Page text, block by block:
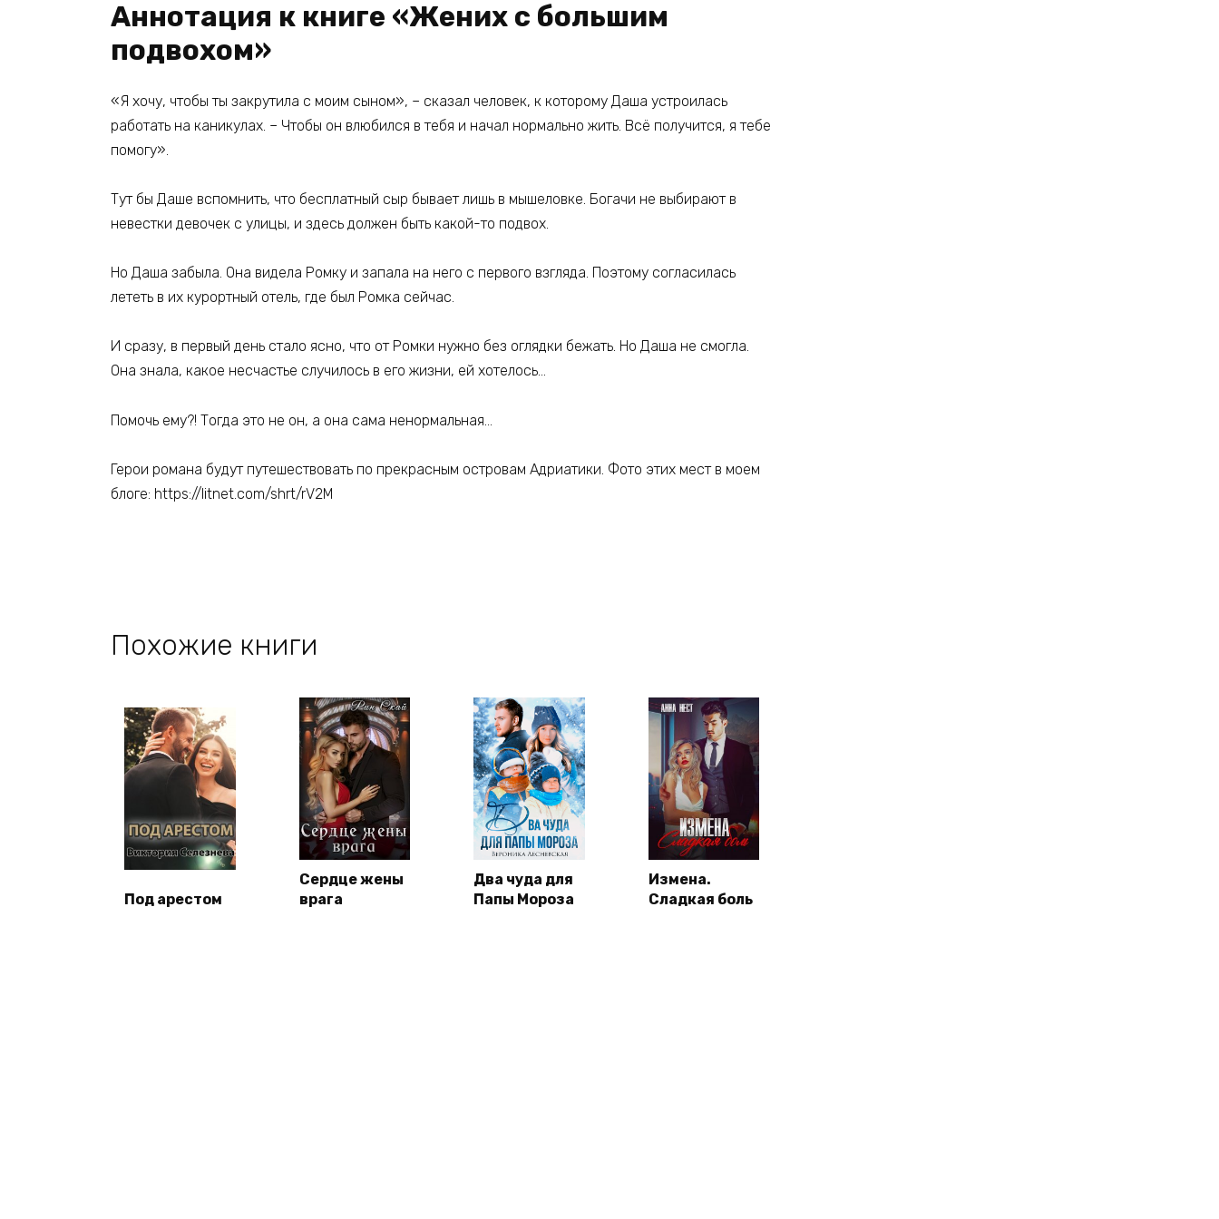
Аннотация к книге «Жених с большим
подвохом»
«Я хочу, чтобы ты закрутила с моим сыном», – сказал человек, к которому Даша устроилась
работать на каникулах. – Чтобы он влюбился в тебя и начал нормально жить. Всё получится, я тебе
помогу».
Тут бы Даше вспомнить, что бесплатный сыр бывает лишь в мышеловке. Богачи не выбирают в
невестки девочек с улицы, и здесь должен быть какой-то подвох.
Но Даша забыла. Она видела Ромку и запала на него с первого взгляда. Поэтому согласилась
лететь в их курортный отель, где был Ромка сейчас.
И сразу, в первый день стало ясно, что от Ромки нужно без оглядки бежать. Но Даша не смогла.
Она знала, какое несчастье случилось в его жизни, ей хотелось…
Помочь ему?! Тогда это не он, а она сама ненормальная…
Герои романа будут путешествовать по прекрасным островам Адриатики. Фото этих мест в моем
блоге: https://litnet.com/shrt/rV2M
Похожие книги
Под арестом
Сердце жены
врага
Два чуда для
Папы Мороза
Измена.
Сладкая боль